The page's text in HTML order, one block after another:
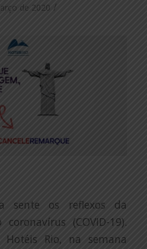
de 2020 /
sente os reflexos da
(COVID-19).
Hotéis Rio, na semana